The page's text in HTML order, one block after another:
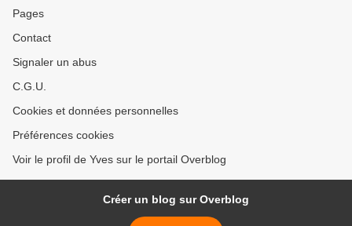
Pages
Contact
Signaler un abus
C.G.U.
Cookies et données personnelles
Préférences cookies
Voir le profil de Yves sur le portail Overblog
Créer un blog sur Overblog